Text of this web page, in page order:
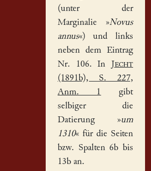
(unter der
Marginalie »Novus
annus«) und links
neben dem Eintrag
Nr. 106. In Jecht
(1891b), S. 227,
Anm. 1
gibt
selbiger die
Datierung »um
1310« für die Seiten
bzw. Spalten 6b bis
13b an.